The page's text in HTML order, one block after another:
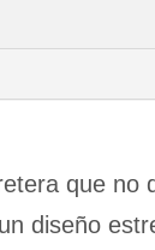
que no
diseño